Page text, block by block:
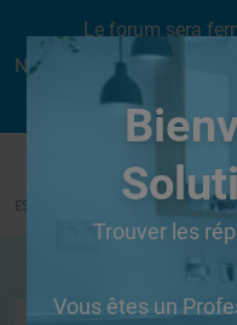
Le forum sera
Nous aurons le plaisir de
Trouver les
Vous êtes un